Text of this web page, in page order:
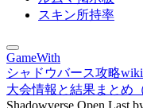
スキン所持率
GameWith
シャドウバース攻略wiki
大会情報と結果まとめ
Shadowverse Open Last